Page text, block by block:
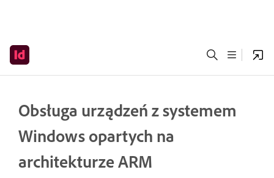
Obsługa urządzeń z systemem
Windows opartych na
architekturze ARM